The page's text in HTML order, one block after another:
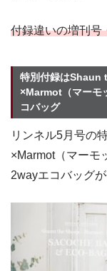
付録違いの増刊号
特別付録はShaun
×Marmot（マーモ
コバッグ
リンネル5月号の
×Marmot（マーモ
2wayエコバッグが